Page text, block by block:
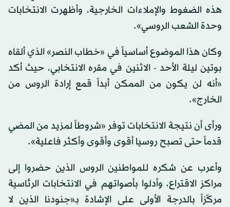
هذه الضغوط والإملاءات الخارجية، وأظهرت الانتخابات
وحدة الشعب الروسي».
وكان هذا الموضوع أساسياً في «خطاب النصر» الذي ألقاه
بوتين ليلة الأحد - الاثنين في مقره الانتخابي، حيث أكد
«أنه لن يكون من الممكن أبداً قمع إرادة الروس من
الخارج».
ورأى أن نتيجة الانتخابات توفر «شروطاً لمزيد من المضي
قدماً حتى تصبح روسيا أقوى وأقوى وأكثر فاعلية».
وأعرب عن شكره للمواطنين الروس الذين حضروا إلى
مراكز الاقتراع، وأدلوا بأصواتهم في الانتخابات الرئاسية
مركّزاً بالدرجة الأولى على الإشادة بـ«جنودنا الذين لا